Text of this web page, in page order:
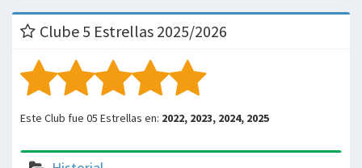
Clube 5 Estrellas 2025/2026
Este Club fue 05 Estrellas en: 2022, 2023, 2024, 2025